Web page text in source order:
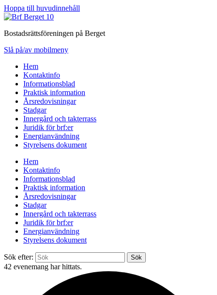
Hoppa till huvudinnehåll
Bostadsrättsföreningen på Berget
Slå på/av mobilmeny
Hem
Kontaktinfo
Informationsblad
Praktisk information
Årsredovisningar
Stadgar
Innergård och takterrass
Juridik för brf:er
Energianvändning
Styrelsens dokument
Hem
Kontaktinfo
Informationsblad
Praktisk information
Årsredovisningar
Stadgar
Innergård och takterrass
Juridik för brf:er
Energianvändning
Styrelsens dokument
Sök efter: Sök
42 evenemang har hittats.